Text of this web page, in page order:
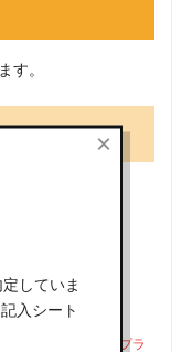
す。
いただきました。プラ
×
していま
入シート